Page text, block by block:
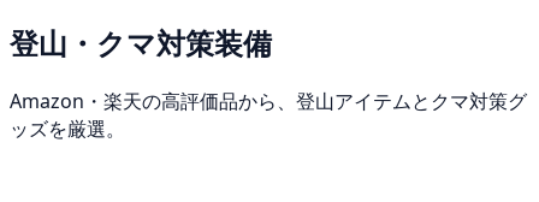
登山・クマ対策装備
Amazon・楽天の高評価品から、登山アイテムとクマ対策グ
ッズを厳選。